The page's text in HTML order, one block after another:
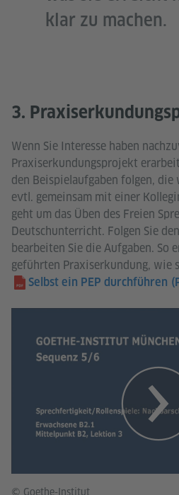
klar zu machen.
3.
Wenn Sie Interesse haben
Praxiserkundungsprojekt
den Beispielaufgaben folgen,
evtl. gemeinsam mit einer
geht um das Üben des Freien
Deutschunterricht. Folgen Sie
bearbeiten Sie die Aufgaben. So
geführten Praxiserkundung, wie
Selbst ein PEP durchführen
© Goethe-Institut